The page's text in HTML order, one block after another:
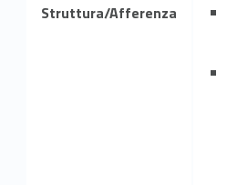
Struttura/Afferenza